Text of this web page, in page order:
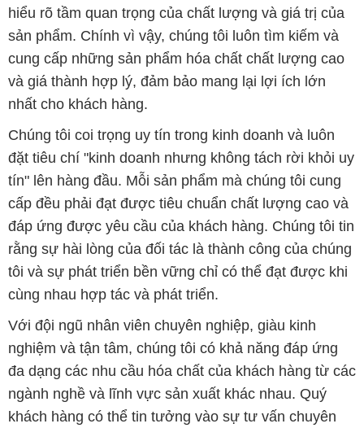
hiểu rõ tầm quan trọng của chất lượng và giá trị của
sản phẩm. Chính vì vậy, chúng tôi luôn tìm kiếm và
cung cấp những sản phẩm hóa chất chất lượng cao
và giá thành hợp lý, đảm bảo mang lại lợi ích lớn
nhất cho khách hàng.
Chúng tôi coi trọng uy tín trong kinh doanh và luôn
đặt tiêu chí "kinh doanh nhưng không tách rời khỏi uy
tín" lên hàng đầu. Mỗi sản phẩm mà chúng tôi cung
cấp đều phải đạt được tiêu chuẩn chất lượng cao và
đáp ứng được yêu cầu của khách hàng. Chúng tôi tin
rằng sự hài lòng của đối tác là thành công của chúng
tôi và sự phát triển bền vững chỉ có thể đạt được khi
cùng nhau hợp tác và phát triển.
Với đội ngũ nhân viên chuyên nghiệp, giàu kinh
nghiệm và tận tâm, chúng tôi có khả năng đáp ứng
đa dạng các nhu cầu hóa chất của khách hàng từ các
ngành nghề và lĩnh vực sản xuất khác nhau. Quý
khách hàng có thể tin tưởng vào sự tư vấn chuyên